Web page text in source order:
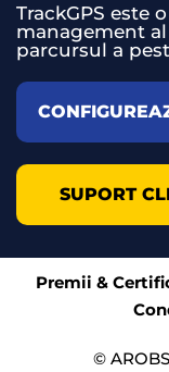
TrackGPS este
management
parcursul a
SUPORT
Premii &
©